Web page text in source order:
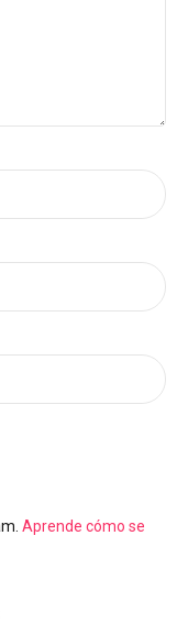
Aprende cómo se